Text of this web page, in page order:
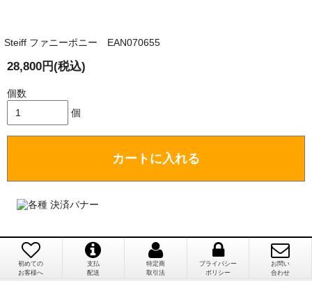
国内で一度検品をしますので、決済確認後、２～４
週間でのお届けとなります。
（稀に、通関手続き等に時間がかかり、納期が遅れる
ます。）
注文のキャンセルは可能ですか？
お取り寄せ商品となっておりますため、仕入先へ発
個人情報の漏洩は大丈夫でしょうか？
兵庫県 A・K 様 （女性）
「ベアちゃんの紹介分が丁寧に書かれていたこ
き、対応に誠実さを感じました」
Steiff ファニーポニー EAN070655
28,800円(税込)
個数
個
カートに入れる
初めての
お客様へ
支払
配送
特定商
取引法
プライバシー
ポリシー
お問い
合わせ